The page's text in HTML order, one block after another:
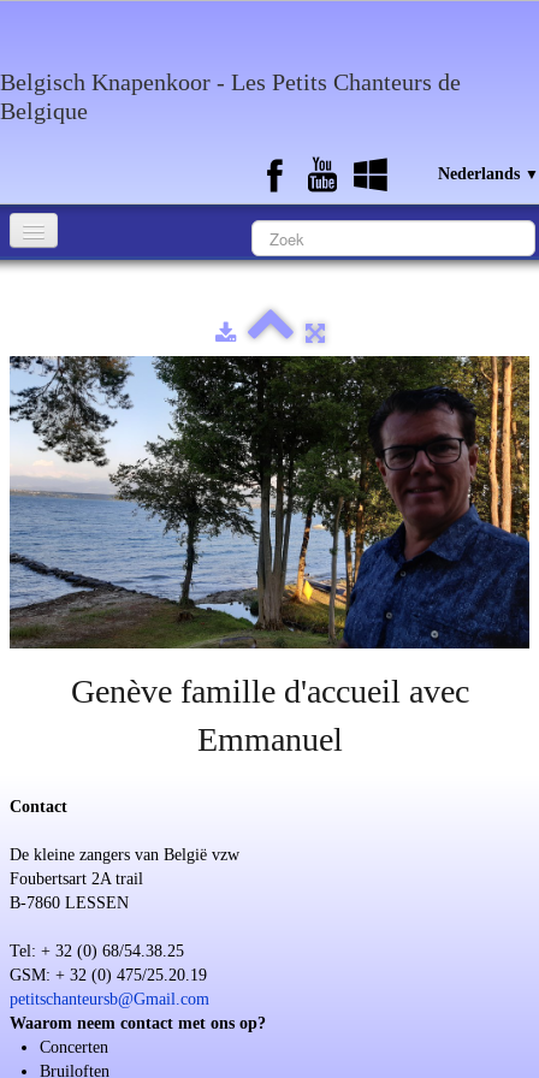
Belgisch Knapenkoor - Les Petits Chanteurs de
Belgique
Nederlands ▼
Media
Agenda
Discografie
Contact
Steun
Sponsoring
Genève famille d'accueil avec
Emmanuel
Contact
De kleine zangers van België vzw
Foubertsart 2A trail
B-7860 LESSEN
Tel: + 32 (0) 68/54.38.25
GSM: + 32 (0) 475/25.20.19
petitschanteursb@Gmail.com
Waarom neem contact met ons op?
Concerten
Bruiloften